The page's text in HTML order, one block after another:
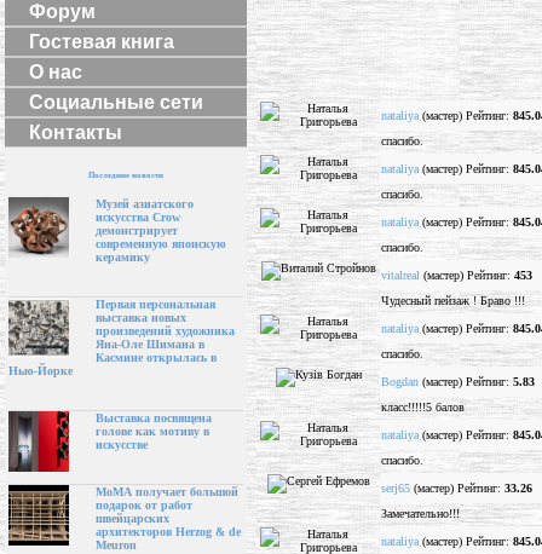
Форум
Гостевая книга
О нас
Социальные сети
Контакты
Последние новости
Музей азиатского
искусства Crow
демонстрирует
современную японскую
керамику
Первая персональная
выставка новых
произведений художника
Яна-Оле Шимана в
Касмине открылась в
Нью-Йорке
Выставка посвящена
голове как мотиву в
искусстве
МоМА получает большой
подарок от работ
швейцарских
архитекторов Herzog & de
Meuron
nataliya (мастер) Рейтинг:
спасибо.
nataliya (мастер) Рейтинг:
спасибо.
nataliya (мастер) Рейтинг:
спасибо.
vitalreal (мастер) Рейтинг: 453
Чудесный пейзаж ! Браво !!!
nataliya (мастер) Рейтинг:
спасибо.
Bogdan (мастер) Рейтинг: 5.83
класс!!!!!5 балов
nataliya (мастер) Рейтинг:
спасибо.
serj65 (мастер) Рейтинг: 33.26
Замечательно!!!
nataliya (мастер) Рейтинг: